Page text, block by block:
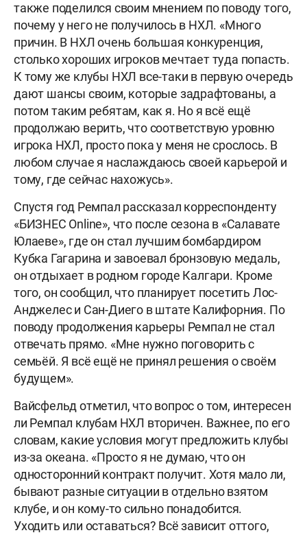
также поделился своим мнением по поводу того,
почему у него не получилось в НХЛ. «Много
причин. В НХЛ очень большая конкуренция,
столько хороших игроков мечтает туда попасть.
К тому же клубы НХЛ все-таки в первую очередь
дают шансы своим, которые задрафтованы, а
потом таким ребятам, как я. Но я всё ещё
продолжаю верить, что соответствую уровню
игрока НХЛ, просто пока у меня не срослось. В
любом случае я наслаждаюсь своей карьерой и
тому, где сейчас нахожусь».
Спустя год Ремпал рассказал корреспонденту
«БИЗНЕС Online», что после сезона в «Салавате
Юлаеве», где он стал лучшим бомбардиром
Кубка Гагарина и завоевал бронзовую медаль,
он отдыхает в родном городе Калгари. Кроме
того, он сообщил, что планирует посетить Лос-
Анджелес и Сан-Диего в штате Калифорния. По
поводу продолжения карьеры Ремпал не стал
отвечать прямо. «Мне нужно поговорить с
семьёй. Я всё ещё не принял решения о своём
будущем».
Вайсфельд отметил, что вопрос о том, интересен
ли Ремпал клубам НХЛ вторичен. Важнее, по его
словам, какие условия могут предложить клубы
из-за океана. «Просто я не думаю, что он
односторонний контракт получит. Хотя мало ли,
бывают разные ситуации в отдельно взятом
клубе, и он кому-то сильно понадобится.
Уходить или оставаться? Всё зависит оттого,